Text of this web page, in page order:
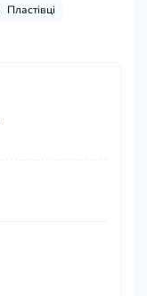
Пластівці